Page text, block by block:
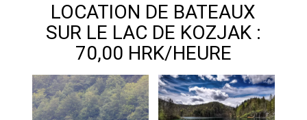
LOCATION DE BATEAUX
SUR LE LAC DE KOZJAK :
70,00 HRK/HEURE